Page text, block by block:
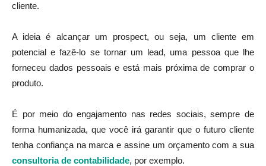
cliente.
A ideia é alcançar um prospect, ou seja, um cliente em
potencial e fazê-lo se tornar um lead, uma pessoa que lhe
forneceu dados pessoais e está mais próxima de comprar o
produto.
É por meio do engajamento nas redes sociais, sempre de
forma humanizada, que você irá garantir que o futuro cliente
tenha confiança na marca e assine um orçamento com a sua
consultoria de contabilidade, por exemplo.